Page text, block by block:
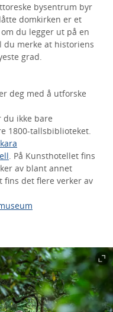
bysentrum byr
domkirken er et
du legger ut på en
merke at historiens
grad.
deg med å utforske
du ikke bare
1800-tallsbiblioteket.
. På Kunsthotellet fins
av blant annet
fins det flere verker av